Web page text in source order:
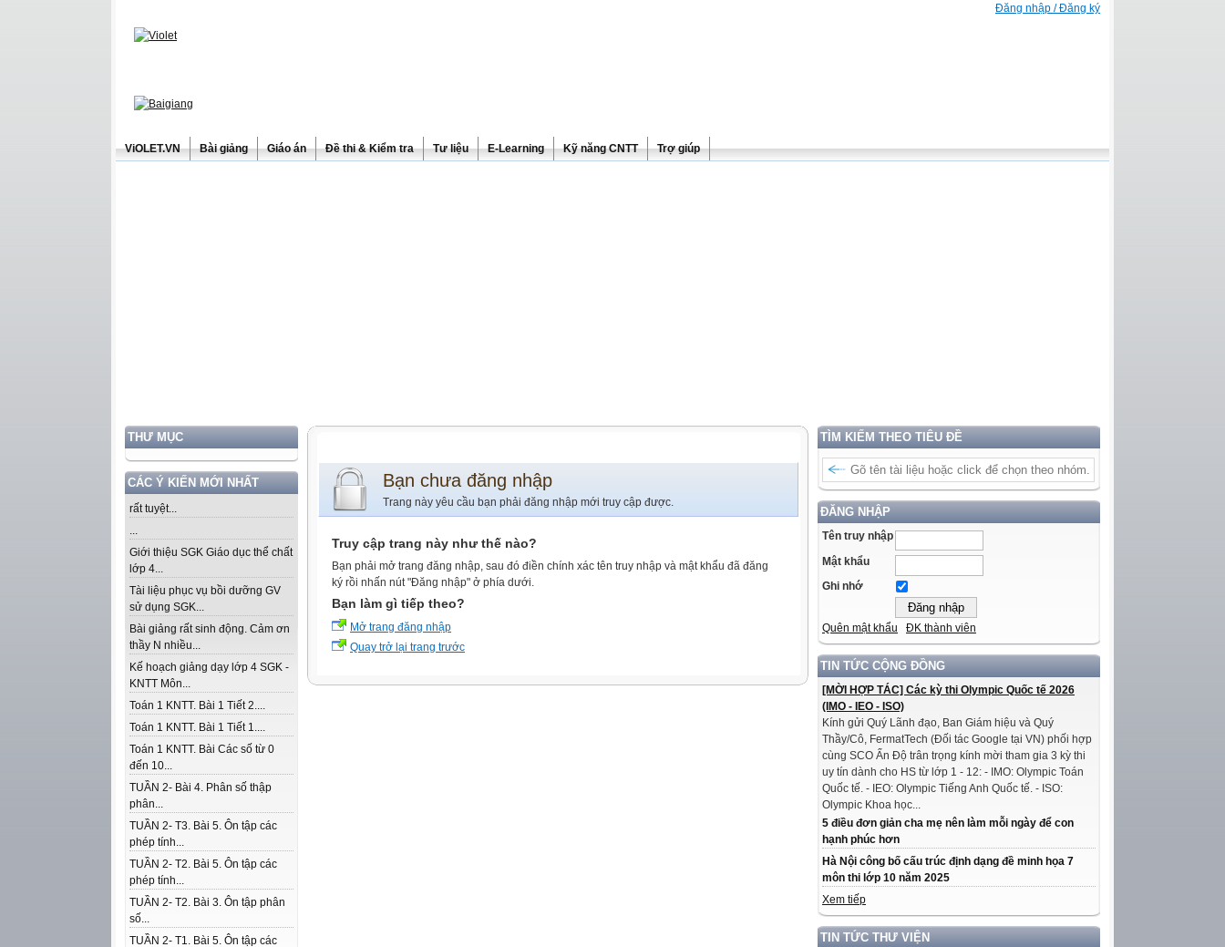
Đăng nhập / Đăng ký
ViOLET.VN Bài giảng Giáo án Đề thi & Kiểm tra Tư liệu E-Learning Kỹ năng CNTT Trợ giúp
THƯ MỤC
CÁC Ý KIẾN MỚI NHẤT
rất tuyệt...
...
Giới thiệu SGK Giáo dục thể chất
lớp 4...
Tài liệu phục vụ bồi dưỡng GV
sử dụng SGK...
Bài giảng rất sinh động. Cảm ơn
thầy N nhiều...
Kế hoạch giảng dạy lớp 4 SGK -
KNTT Môn...
Toán 1 KNTT. Bài 1 Tiết 2....
Toán 1 KNTT. Bài 1 Tiết 1....
Toán 1 KNTT. Bài Các số từ 0
đến 10...
TUẦN 2- Bài 4. Phân số thập
phân...
TUẦN 2- T3. Bài 5. Ôn tập các
phép tính...
TUẦN 2- T2. Bài 5. Ôn tập các
phép tính...
TUẦN 2- T2. Bài 3. Ôn tập phân
số...
TUẦN 2- T1. Bài 5. Ôn tập các
TÌM KIẾM THEO TIÊU ĐỀ
ĐĂNG NHẬP
Tên truy nhập
Mật khẩu
Ghi nhớ
Quên mật khẩu ĐK thành viên
TIN TỨC CỘNG ĐỒNG
[MỜI HỢP TÁC] Các kỳ thi Olympic Quốc tế 2026
(IMO - IEO - ISO)
Kính gửi Quý Lãnh đạo, Ban Giám hiệu và Quý
Thầy/Cô, FermatTech (Đối tác Google tại VN) phối hợp
cùng SCO Ấn Độ trân trọng kính mời tham gia 3 kỳ thi
uy tín dành cho HS từ lớp 1 - 12: - IMO: Olympic Toán
Quốc tế. - IEO: Olympic Tiếng Anh Quốc tế. - ISO:
Olympic Khoa học...
5 điều đơn giản cha mẹ nên làm mỗi ngày để con
hạnh phúc hơn
Hà Nội công bố cấu trúc định dạng đề minh họa 7
môn thi lớp 10 năm 2025
Xem tiếp
TIN TỨC THƯ VIỆN
Bạn chưa đăng nhập
Trang này yêu cầu bạn phải đăng nhập mới truy cập được.
Truy cập trang này như thế nào?
Bạn phải mở trang đăng nhập, sau đó điền chính xác tên truy nhập và mật khẩu đã đăng
ký rồi nhấn nút "Đăng nhập" ở phía dưới.
Bạn làm gì tiếp theo?
Mở trang đăng nhập
Quay trở lại trang trước